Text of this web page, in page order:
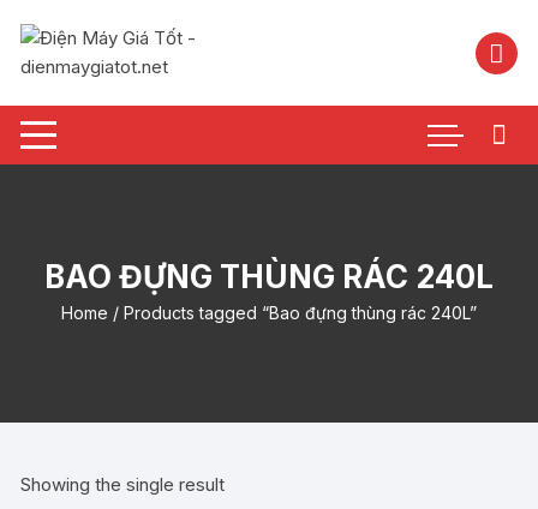
nội
BAO ĐỰNG THÙNG RÁC 240L
Home / Products tagged “Bao đựng thùng rác 240L”
Showing the single result